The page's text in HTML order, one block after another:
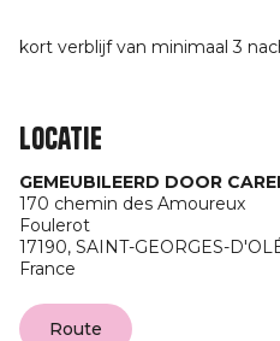
kort verblijf van minimaal 3
Locatie
GEMEUBILEERD DOOR
170 chemin des Amoureux
Foulerot
17190, SAINT-GEORGES-
France
Route